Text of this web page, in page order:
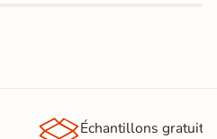
Échantillons gratuit